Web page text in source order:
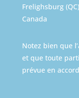
Frelighsburg (QC)
Canada
Notez bien que
et que toute
prévue en